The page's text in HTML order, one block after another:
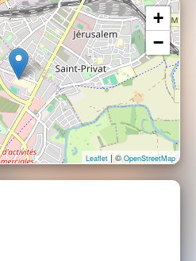
+
−
Leaflet | ©OpenStreetMap